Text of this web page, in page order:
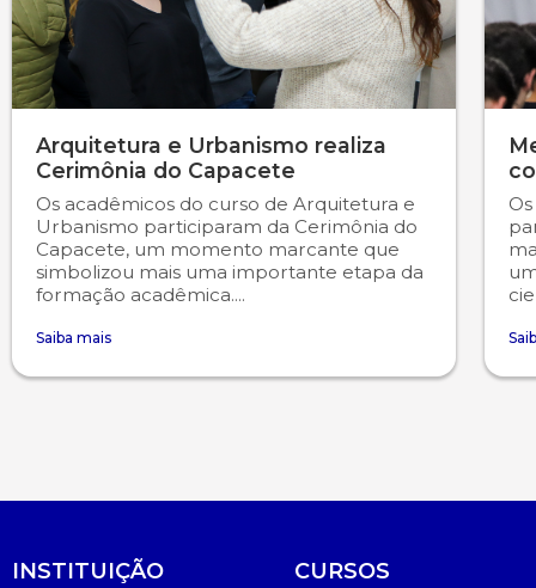
Arquitetura e Urbanismo realiza
Cerimônia do Capacete
Os acadêmicos do curso de Arquitetura e
Urbanismo participaram da Cerimônia do
Capacete, um momento marcante que
simbolizou mais uma importante etapa da
formação acadêmica....
Saiba mais
INSTITUIÇÃO CURSOS